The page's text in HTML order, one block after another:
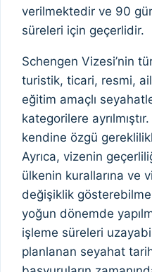
verilmektedir ve 90
süreleri için geçerlidir.
Schengen Vizesi’nin
turistik, ticari, resmi,
eğitim amaçlı
kategorilere
kendine özgü
Ayrıca, vizenin
ülkenin kurallarına ve
değişiklik
yoğun dönemde
işleme süreleri
planlanan seyahat